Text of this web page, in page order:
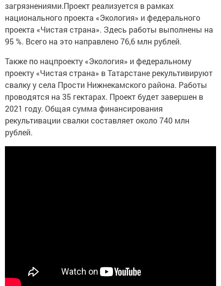
загрязнениями.Проект реализуется в рамках
национального проекта «Экология» и федерального
проекта «Чистая страна». Здесь работы выполнены на
95 %. Всего на это направлено 76,6 млн рублей.
Также по нацпроекту «Экология» и федеральному
проекту «Чистая страна» в Татарстане рекультивируют
свалку у села Прости Нижнекамского района. Работы
проводятся на 35 гектарах. Проект будет завершен в
2021 году. Общая сумма финансирования
рекультивации свалки составляет около 740 млн
рублей.